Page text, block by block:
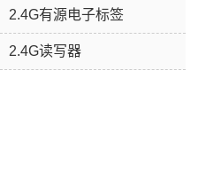
2.4G有源电子标签
2.4G读写器